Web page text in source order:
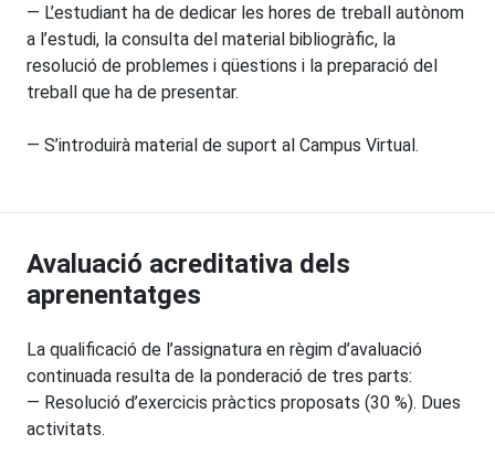
— L’estudiant ha de dedicar les hores de treball autònom
a l’estudi, la consulta del material bibliogràfic, la
resolució de problemes i qüestions i la preparació del
treball que ha de presentar.
— S’introduirà material de suport al Campus Virtual.
Avaluació acreditativa dels
aprenentatges
La qualificació de l’assignatura en règim d’avaluació
continuada resulta de la ponderació de tres parts:
— Resolució d’exercicis pràctics proposats (30 %). Dues
activitats.